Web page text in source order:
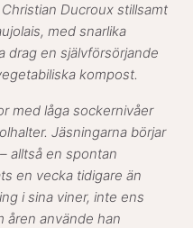
Ducroux stillsamt
med snarlika
drag en självförsörjande
kompost.
med låga sockernivåer
Jäsningarna börjar
alltså en spontan
en vecka tidigare än
i sina viner, inte ens
åren använde han